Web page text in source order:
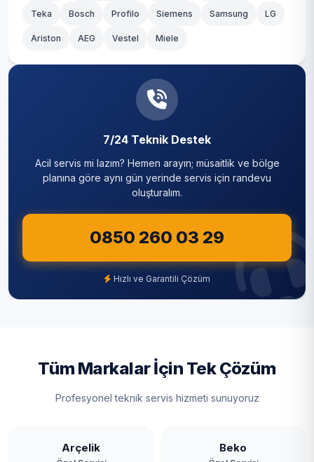
Sultanbeyli
Şişli
Tuzla
Üsküdar
Zeytinburnu
Teka Bosch Profilo Siemens Samsung LG
Ariston AEG Vestel Miele
7/24 Teknik Destek
Acil servis mi lazım? Hemen arayın; müsaitlik ve bölge
planına göre aynı gün yerinde servis için randevu
oluşturalım.
0850 260 03 29
Hızlı ve Garantili Çözüm
Tüm Markalar İçin Tek Çözüm
Profesyonel teknik servis hizmeti sunuyoruz
Arçelik Beko